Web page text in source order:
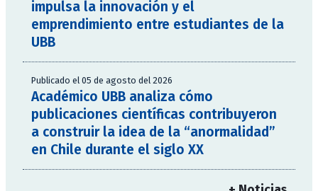
impulsa la innovación y el
emprendimiento entre estudiantes de la
UBB
Publicado el 05 de agosto del 2026
Académico UBB analiza cómo
publicaciones científicas contribuyeron
a construir la idea de la “anormalidad”
en Chile durante el siglo XX